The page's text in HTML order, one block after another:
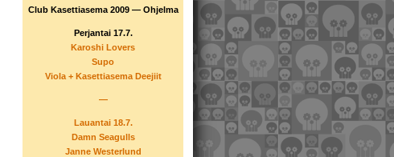
Club Kasettiasema 2009 — Ohjelma
Perjantai 17.7.
Karoshi Lovers
Supo
Viola + Kasettiasema Deejiit
—
Lauantai 18.7.
Damn Seagulls
Janne Westerlund